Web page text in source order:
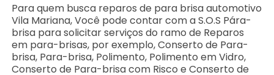
Para quem busca reparos de para brisa automotivo
Vila Mariana, Você pode contar com a S.O.S Pára-
brisa para solicitar serviços do ramo de Reparos
em para-brisas, por exemplo, Conserto de Para-
brisa, Para-brisa, Polimento, Polimento em Vidro,
Conserto de Para-brisa com Risco e Conserto de